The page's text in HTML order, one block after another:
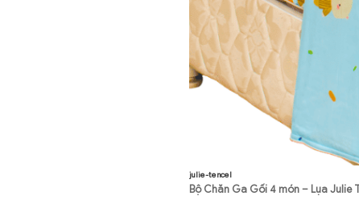
julie-tencel
Bộ Chăn Ga Gối 4 món – Lụa Julie